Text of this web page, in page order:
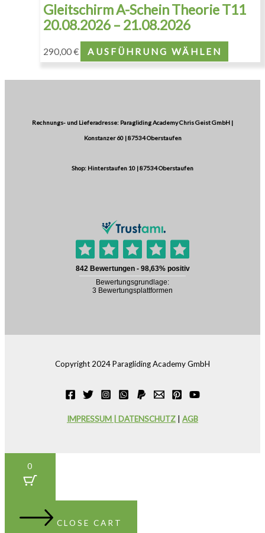
Gleitschirm A-Schein Theorie T11
20.08.2026 – 21.08.2026
290,00€ AUSFÜHRUNG WÄHLEN
Rechnungs- und Lieferadresse: Paragliding Academy Chris Geist GmbH |
Konstanzer 60 | 87534 Oberstaufen
Shop: Hinterstaufen 10 | 87534 Oberstaufen
Copyright 2024 Paragliding Academy GmbH
IMPRESSUM | DATENSCHUTZ | AGB
0
CLOSE CART